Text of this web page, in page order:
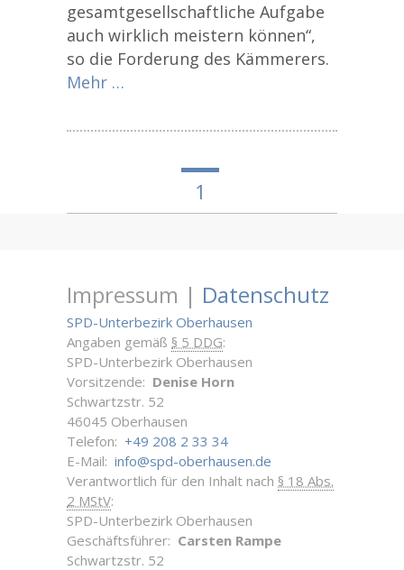
gesamtgesellschaftliche Aufgabe
auch wirklich meistern können“,
so die Forderung des Kämmerers.
Mehr …
1
Impressum | Datenschutz
SPD-Unterbezirk Oberhausen
Angaben gemäß § 5 DDG:
SPD-Unterbezirk Oberhausen
Vorsitzende: Denise Horn
Schwartzstr. 52
46045 Oberhausen
Telefon: +49 208 2 33 34
E-Mail: info@spd-oberhausen.de
Verantwortlich für den Inhalt nach § 18 Abs.
2 MStV:
SPD-Unterbezirk Oberhausen
Geschäftsführer: Carsten Rampe
Schwartzstr. 52